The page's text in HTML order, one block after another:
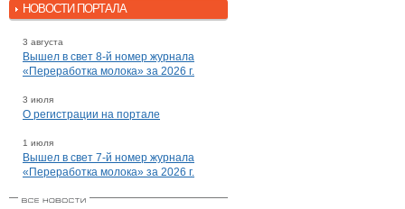
НОВОСТИ ПОРТАЛА
3 августа
Вышел в свет 8-й номер журнала
«Переработка молока» за 2026 г.
3 июля
О регистрации на портале
1 июля
Вышел в свет 7-й номер журнала
«Переработка молока» за 2026 г.